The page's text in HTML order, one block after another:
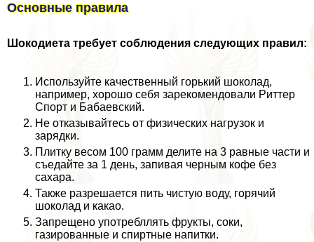
Основные правила
Шокодиета требует соблюдения следующих правил:
Используйте качественный горький шоколад,
например, хорошо себя зарекомендовали Риттер
Спорт и Бабаевский.
Не отказывайтесь от физических нагрузок и
зарядки.
Плитку весом 100 грамм делите на 3 равные части и
съедайте за 1 день, запивая черным кофе без
сахара.
Также разрешается пить чистую воду, горячий
шоколад и какао.
Запрещено употрeбллять фрукты, соки,
газированные и спиртные напитки.